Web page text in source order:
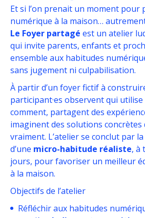
Et si l’on prenait un moment pour
numérique à la maison…
Le Foyer partagé est un atelier
qui invite parents, enfants et
ensemble aux habitudes
sans jugement ni culpabilisation.
À partir d’un foyer fictif à
participant·es observent qui
comment, partagent des
imaginent des solutions
vraiment. L’atelier se conclut par
d’une micro-habitude réaliste, à
jours, pour favoriser un meilleur
à la maison.
Objectifs de l’atelier
Réfléchir aux habitudes